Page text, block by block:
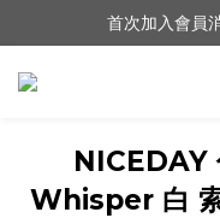
首次加入會員
NICEDAY
Whisper 白